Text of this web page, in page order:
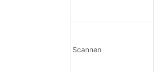
Scannen